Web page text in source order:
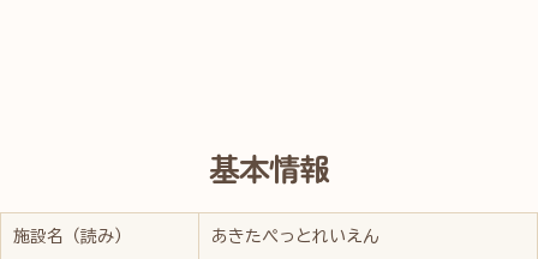
基本情報
施設名（読み） あきたぺっとれいえん